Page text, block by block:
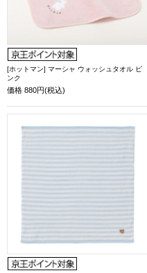
[ホットマン] マーシャ ウォッシュタオル ピ
ンク
価格 880円(税込)